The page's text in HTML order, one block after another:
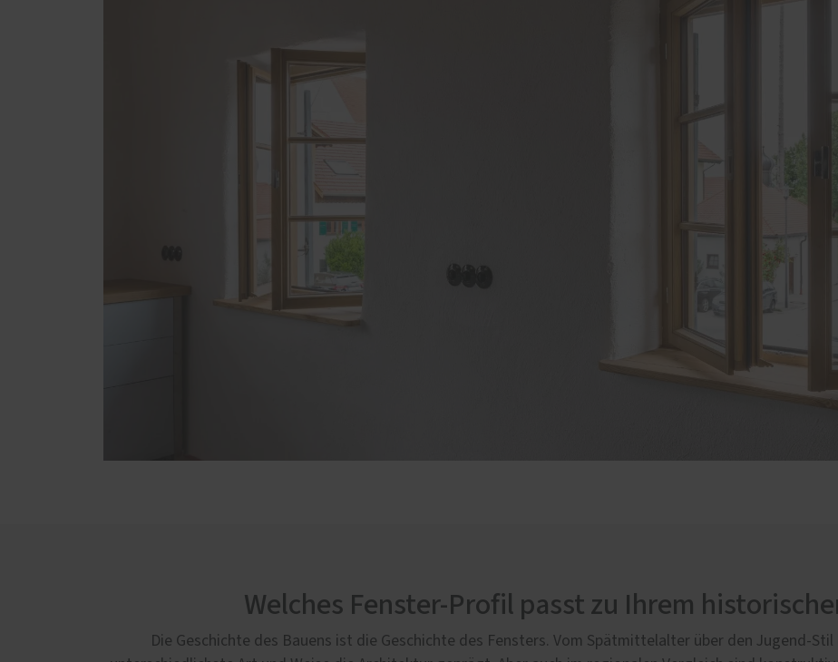
Welches Fenster-Profil passt zu Ihrem
Die Geschichte des Bauens ist die Geschichte des Fensters. Vom Spätmittelalter über den Jugend-